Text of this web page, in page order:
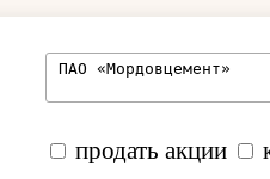
продать акции